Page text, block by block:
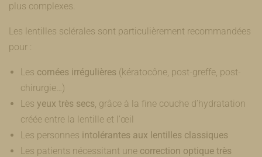
plus complexes.
Les lentilles sclérales sont particulièrement recommandées
pour :
Les cornées irrégulières (kératocône, post-greffe, post-
chirurgie…)
Les yeux très secs, grâce à la fine couche d’hydratation
créée entre la lentille et l’œil
Les personnes intolérantes aux lentilles classiques
Les patients nécessitant une correction optique très